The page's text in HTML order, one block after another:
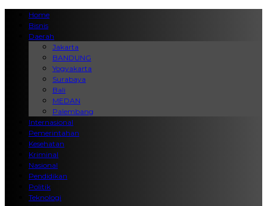
Home
Bisnis
Daerah
Jakarta
BANDUNG
Yogyakarta
Surabaya
Bali
MEDAN
Palembang
Internasional
Pemerintahan
Kesehatan
Kriminal
Nasional
Pendidikan
Politik
Teknologi